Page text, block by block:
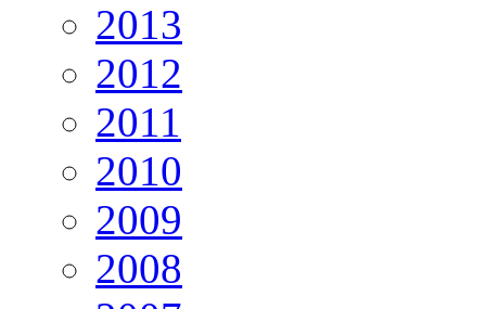
2013
2012
2011
2010
2009
2008